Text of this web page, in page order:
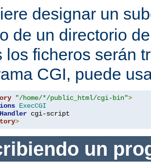
designar un
de un directorio
los ficheros serán
CGI, puede
"/home/*/public_html/cgi-bin">
ExecCGI
>
un